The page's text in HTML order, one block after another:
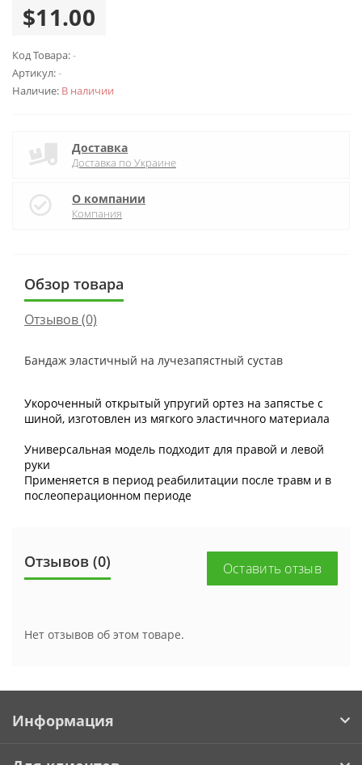
$11.00
Код Товара:-
Артикул:-
Наличие: В наличии
Доставка
Доставка по Украине
О компании
Компания
Обзор товара
Отзывов (0)
Бандаж эластичный на лучезапястный сустав
Укороченный открытый упругий ортез на запястье с
шиной, изготовлен из мягкого эластичного материала
Универсальная модель подходит для правой и левой
руки
Применяется в период реабилитации после травм и в
послеоперационном периоде
Отзывов (0) Оставить отзыв
Нет отзывов об этом товаре.
Информация